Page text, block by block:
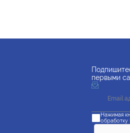
первыми
Нажимая
обработку